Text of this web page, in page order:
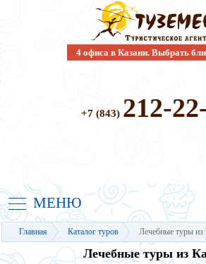
4 офиса в Казани. Выбрать
+7 (843) 212-
МЕНЮ
Главная Каталог туров Лечебные туры из
Лечебные туры из